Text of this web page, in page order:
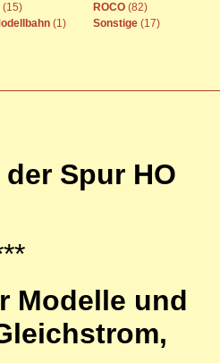
(15) ROCO (82)
(1) Sonstige (17)
Spur HO
Modelle und